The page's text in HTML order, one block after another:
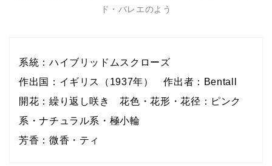
ド・バレエのよう
系統：ハイブリッドムスクローズ
作出国：イギリス（1937年） 作出者：Bentall
開花：繰り返し咲き 花色・花形・花径：ピンク
系・ナチュラル系・極小輪
芳香：微香・ティ